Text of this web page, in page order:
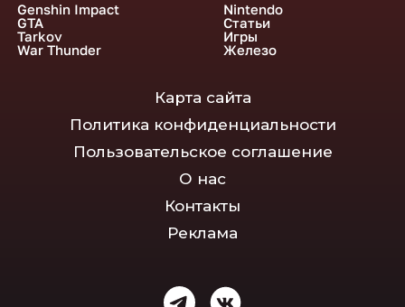
Genshin Impact
GTA
Tarkov
War Thunder
Nintendo
Статьи
Игры
Железо
Карта сайта
Политика конфиденциальности
Пользовательское соглашение
О нас
Контакты
Реклама